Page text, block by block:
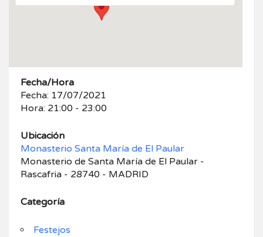
Fecha/Hora
Fecha: 17/07/2021
Hora: 21:00 - 23:00
Ubicación
Monasterio Santa María de El Paular
Monasterio de Santa María de El Paular -
Rascafria - 28740 - MADRID
Categoría
Festejos